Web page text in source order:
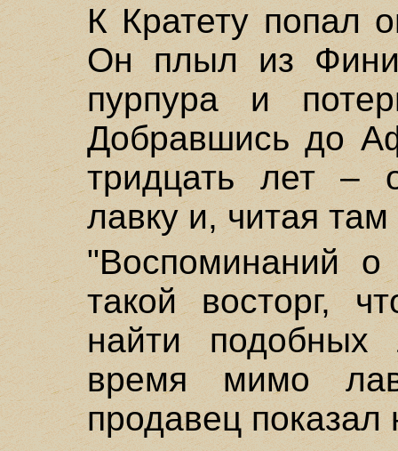
К Кратету попал
Он плыл из
пурпура и
Добравшись до
тридцать лет –
лавку и, читая
"Воспоминаний
такой восторг,
найти
время мимо
продавец показал